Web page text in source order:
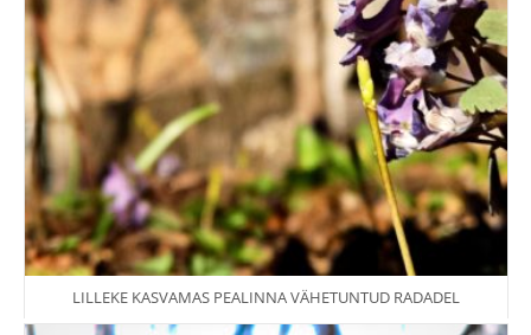
LILLEKE KASVAMAS PEALINNA VÄHETUNTUD RADADEL